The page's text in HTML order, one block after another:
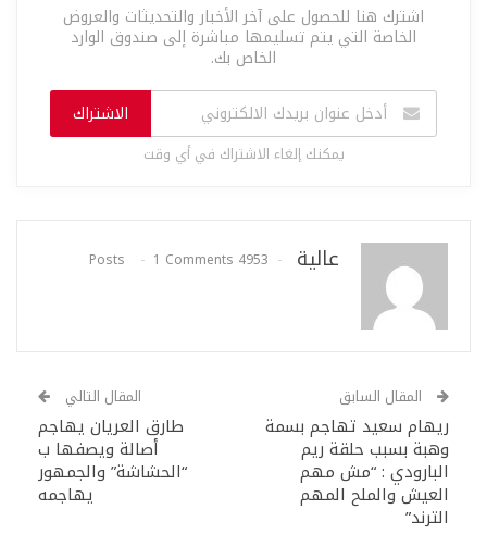
اشترك هنا للحصول على آخر الأخبار والتحديثات والعروض
الخاصة التي يتم تسليمها مباشرة إلى صندوق الوارد
الخاص بك.
الاشتراك
يمكنك إلغاء الاشتراك في أي وقت
عالية 4953 Posts
1 Comments
المقال السابق
ريهام سعيد تهاجم بسمة
وهبة بسبب حلقة ريم
البارودي : “مش مهم
العيش والملح المهم
الترند”
المقال التالي
طارق العريان يهاجم
أصالة ويصفها ب
“الحشاشة” والجمهور
يهاجمه